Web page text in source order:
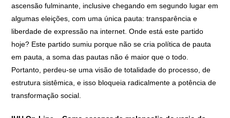
ascensão fulminante, inclusive chegando em segundo lugar em
algumas eleições, com uma única pauta: transparência e
liberdade de expressão na internet. Onde está este partido
hoje? Este partido sumiu porque não se cria política de pauta
em pauta, a soma das pautas não é maior que o todo.
Portanto, perdeu-se uma visão de totalidade do processo, de
estrutura sistêmica, e isso bloqueia radicalmente a potência de
transformação social.